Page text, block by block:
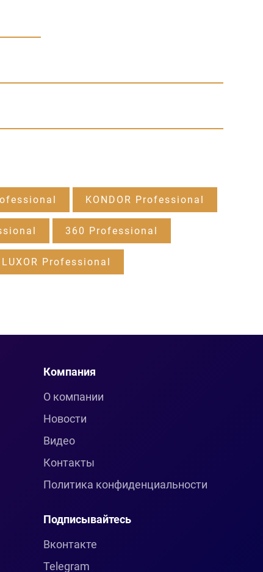
KONDOR Professional
360 Professional
LUXOR Professional
Компания
О компании
Новости
Видео
Контакты
Политика конфиденциальности
Подписывайтесь
Вконтакте
Telegram